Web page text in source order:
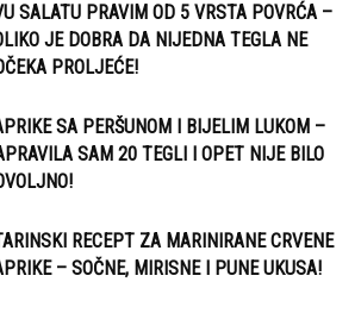
SALATU PRAVIM OD 5 VRSTA POVRĆA –
JE DOBRA DA NIJEDNA TEGLA NE
PROLJEĆE!
SA PERŠUNOM I BIJELIM LUKOM –
SAM 20 TEGLI I OPET NIJE BILO
RECEPT ZA MARINIRANE CRVENE
– SOČNE, MIRISNE I PUNE UKUSA!